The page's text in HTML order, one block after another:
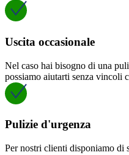
Uscita occasionale
Nel caso hai bisogno di una
possiamo aiutarti senza vincoli
Pulizie d'urgenza
Per nostri clienti disponiamo di